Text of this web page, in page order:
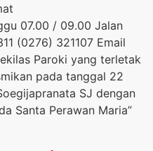
07.00 / 09.00 Jalan
(0276) 321107 Email
Paroki yang terletak
pada tanggal 22
SJ dengan
Santa Perawan Maria”